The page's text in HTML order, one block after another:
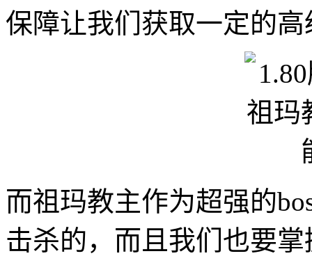
保障让我们获取一定的
而祖玛教主作为超强的
击杀的，而且我们也要